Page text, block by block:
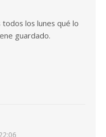
los lunes qué lo
guardado.